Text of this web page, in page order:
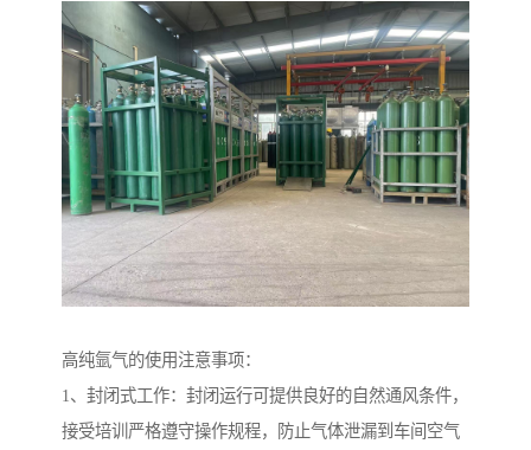
高纯氩气的使用注意事项：
1、封闭式工作：封闭运行可提供良好的自然通风条件，
接受培训严格遵守操作规程，防止气体泄漏到车间空气